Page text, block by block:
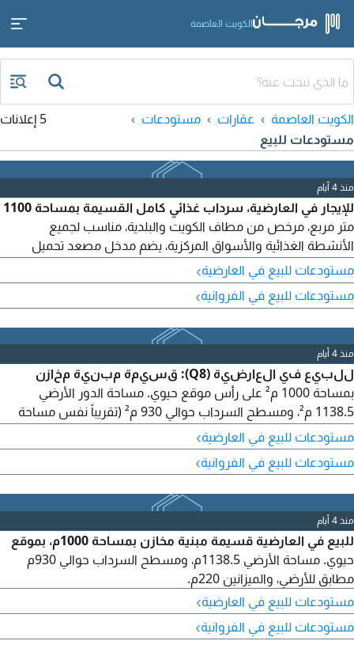
الكويت العاصمة
الكويت العاصمة عقارات
مستودعات
مستودعات للبيع
5 إعلانات
منذ 4 أيام
للإيجار في العارضية، سرداب غذائي كامل القسيمة بمساحة 1100
متر مربع، مرخص من مطاف الكويت والبلدية، مناسب لجميع
الأنشطة الغذائية والأسواق المركزية، يضم مدخل مصعد تحميل
ومداخل درج، ويحتوي على ثلاجات جاهزة.
مستودعات للبيع في العارضية›
مستودعات للبيع في الفروانية›
منذ 4 أيام
للبيع في العارضية (Q8): قسيمة مبنية مخازن
بمساحة 1000 م² على رأس موقع حيوي. مساحة الدور الأرضي
1138.5 م²، ومسطح السرداب حوالي 930 م² (تقريباً نفس مساحة
الدور الأرضي)، والميزانين 220 م².
مستودعات للبيع في العارضية›
مستودعات للبيع في الفروانية›
منذ 4 أيام
للبيع في العارضية قسيمة مبنية مخازن بمساحة 1000م، بموقع
حيوي. مساحة الأرضي 1138.5م، ومسطح السرداب حوالي 930م
مطابق للأرضي، والميزانين 220م.
مستودعات للبيع في العارضية›
مستودعات للبيع في الفروانية›